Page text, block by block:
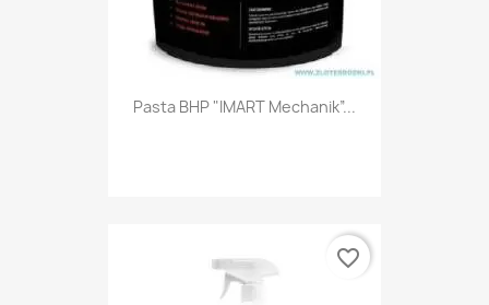
Pasta BHP "IMART Mechanik”...
favorite_border